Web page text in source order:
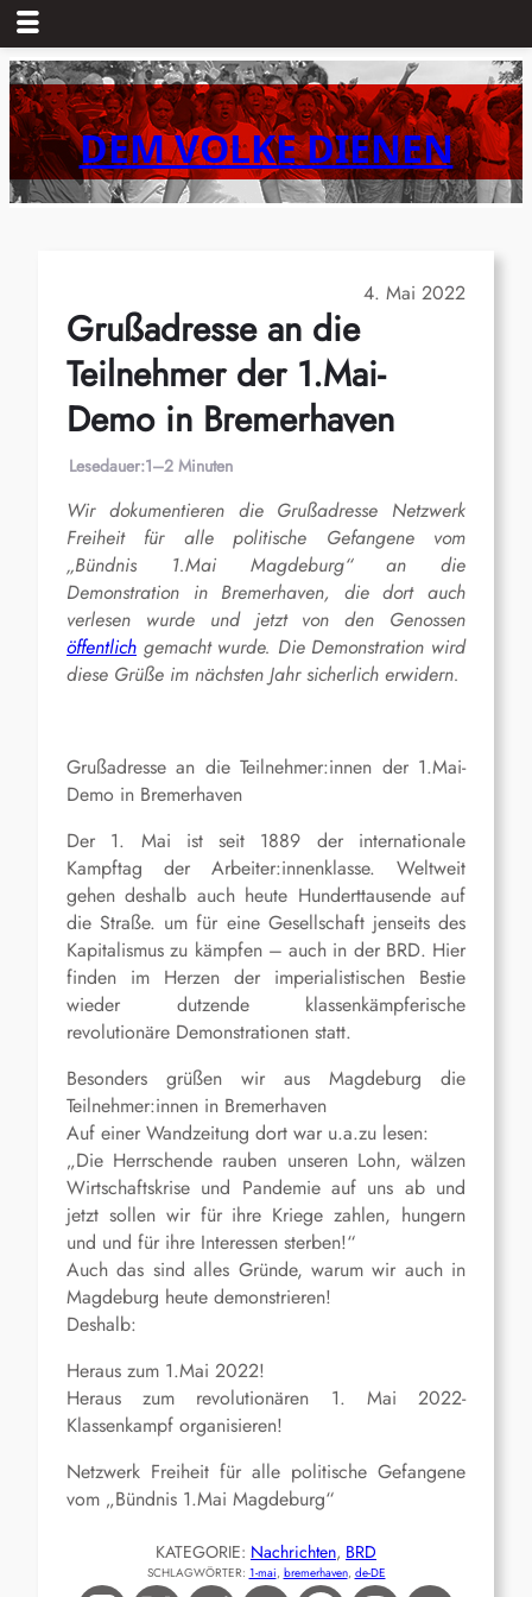
Zum
Inhalt
springenDEM VOLKE DIENEN
4. Mai 2022
Grußadresse an die
Teilnehmer der 1.Mai-
Demo in Bremerhaven
Lesedauer:1–2 Minuten
Wir dokumentieren die Grußadresse Netzwerk
Freiheit für alle politische Gefangene vom
„Bündnis 1.Mai Magdeburg“ an die
Demonstration in Bremerhaven, die dort auch
verlesen wurde und jetzt von den Genossen
öffentlich gemacht wurde. Die Demonstration wird
diese Grüße im nächsten Jahr sicherlich erwidern.
Grußadresse an die Teilnehmer:innen der 1.Mai-
Demo in Bremerhaven
Der 1. Mai ist seit 1889 der internationale
Kampftag der Arbeiter:innenklasse. Weltweit
gehen deshalb auch heute Hunderttausende auf
die Straße. um für eine Gesellschaft jenseits des
Kapitalismus zu kämpfen – auch in der BRD. Hier
finden im Herzen der imperialistischen Bestie
wieder dutzende klassenkämpferische
revolutionäre Demonstrationen statt.
Besonders grüßen wir aus Magdeburg die
Teilnehmer:innen in Bremerhaven
Auf einer Wandzeitung dort war u.a.zu lesen:
„Die Herrschende rauben unseren Lohn, wälzen
Wirtschaftskrise und Pandemie auf uns ab und
jetzt sollen wir für ihre Kriege zahlen, hungern
und und für ihre Interessen sterben!“
Auch das sind alles Gründe, warum wir auch in
Magdeburg heute demonstrieren!
Deshalb:
Heraus zum 1.Mai 2022!
Heraus zum revolutionären 1. Mai 2022-
Klassenkampf organisieren!
Netzwerk Freiheit für alle politische Gefangene
vom „Bündnis 1.Mai Magdeburg“
KATEGORIE: Nachrichten, BRD
SCHLAGWÖRTER: 1-mai, bremerhaven, de-DE